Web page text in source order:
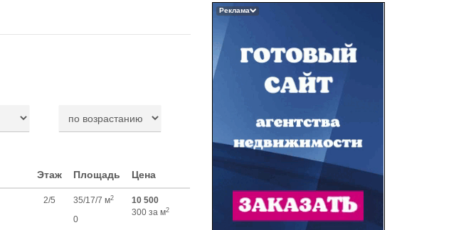
Этаж Площадь Цена
2/5 35/17/7 м2
0
10 500
300 за м2
Реклама